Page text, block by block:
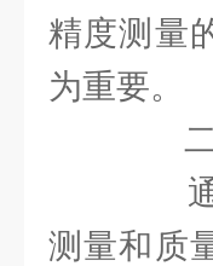
精度测量
为重要。
二
通
测量和质